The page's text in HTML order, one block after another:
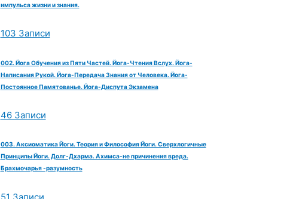
импульса жизни и знания.
103 Записи
002. Йога Обучения из Пяти Частей. Йога-Чтения Вслух. Йога-
Написания Рукой. Йога-Передача Знания от Человека. Йога-
Постоянное Памятованье. Йога-Диспута Экзамена
46 Записи
003. Аксиоматика Йоги. Теория и Философия Йоги. Сверхлогичные
Принципы Йоги. Долг-Дхарма. Ахимса-не причинения вреда.
Брахмочарья -разумность